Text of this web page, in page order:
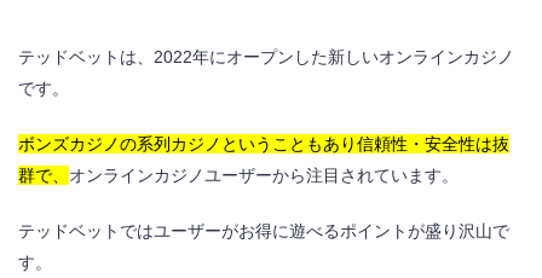
テッドベットの初回入金ボーナス
テッドベットのトーナメント
テッドベットは、2022年にオープンした新しいオンラインカジノ
です。
ボンズカジノの系列カジノということもあり信頼性・安全性は抜
群で、 オンラインカジノユーザーから注目されています。
テッドベットではユーザーがお得に遊べるポイントが盛り沢山で
す。